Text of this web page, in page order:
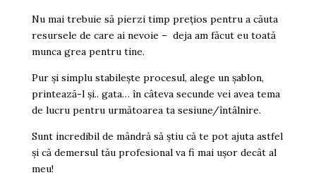
Nu mai trebuie să pierzi timp prețios pentru a căuta
resursele de care ai nevoie – deja am făcut eu toată
munca grea pentru tine.
Pur și simplu stabilește procesul, alege un șablon,
printează-l și.. gata… în câteva secunde vei avea tema
de lucru pentru următoarea ta sesiune/întâlnire.
Sunt incredibil de mândră să știu că te pot ajuta astfel
și că demersul tău profesional va fi mai ușor decât al
meu!